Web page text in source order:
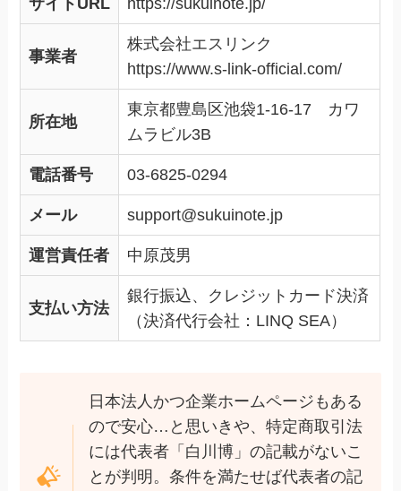
事業者
株式会社エスリンク
https://www.s-link-official.com/
所在地
東京都豊島区池袋1-16-17 カワ
ムラビル3B
電話番号 03-6825-0294
メール support@sukuinote.jp
運営責任者 中原茂男
支払い方法
銀行振込、クレジットカード決済
（決済代行会社：LINQ SEA）
日本法人かつ企業ホームページもある
ので安心…と思いきや、特定商取引法
には代表者「白川博」の記載がないこ
とが判明。条件を満たせば代表者の記